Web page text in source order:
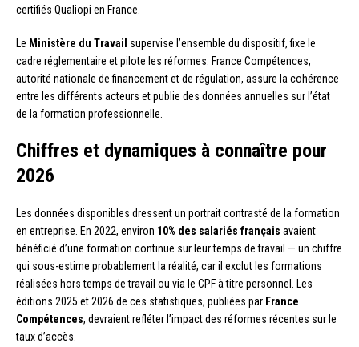
certifiés Qualiopi en France.
Le Ministère du Travail supervise l’ensemble du dispositif, fixe le
cadre réglementaire et pilote les réformes. France Compétences,
autorité nationale de financement et de régulation, assure la cohérence
entre les différents acteurs et publie des données annuelles sur l’état
de la formation professionnelle.
Chiffres et dynamiques à connaître pour
2026
Les données disponibles dressent un portrait contrasté de la formation
en entreprise. En 2022, environ 10% des salariés français avaient
bénéficié d’une formation continue sur leur temps de travail — un chiffre
qui sous-estime probablement la réalité, car il exclut les formations
réalisées hors temps de travail ou via le CPF à titre personnel. Les
éditions 2025 et 2026 de ces statistiques, publiées par France
Compétences, devraient refléter l’impact des réformes récentes sur le
taux d’accès.